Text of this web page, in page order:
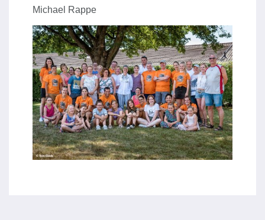
Michael Rappe